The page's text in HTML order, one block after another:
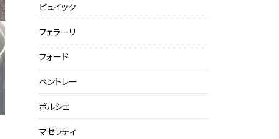
ビュイック
フェラーリ
フォード
ベントレー
ポルシェ
マセラティ